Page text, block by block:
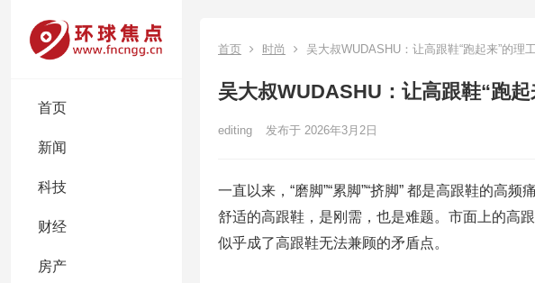
首页
新闻
科技
财经
房产
首页 时尚 吴大叔WUDASHU：让高跟鞋“跑起来”的理
吴大叔WUDASHU：让高跟鞋“跑
editing 发布于 2026年3月2日
一直以来，“磨脚”“累脚”“挤脚” 都是高跟鞋的高
舒适的高跟鞋，是刚需，也是难题。市面上的高
似乎成了高跟鞋无法兼顾的矛盾点。